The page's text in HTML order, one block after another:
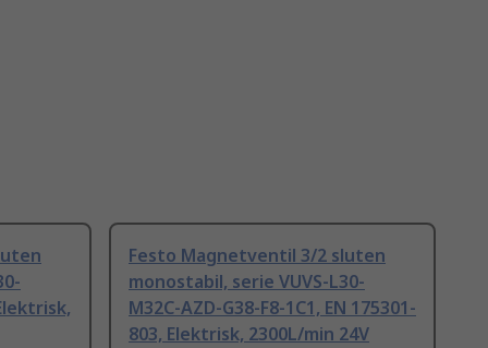
Festo Magnetventil 3/2 sluten
monostabil, serie VUVS-L30-
M32C-AZD-G38-F8-1C1, EN 175301-
803, Elektrisk, 2300L/min 24V